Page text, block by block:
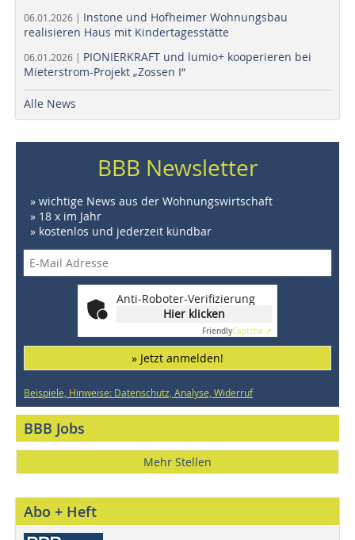
06.01.2026 | Instone und Hofheimer Wohnungsbau
realisieren Haus mit Kindertagesstätte
06.01.2026 | PIONIERKRAFT und lumio+ kooperieren bei
Mieterstrom-Projekt „Zossen I“
Alle News
BBB Newsletter
» wichtige News aus der Wohnungswirtschaft
» 18 x im Jahr
» kostenlos und jederzeit kündbar
Anti-Roboter-Verifizierung
Hier klicken
FriendlyCaptcha ⇗
» Jetzt anmelden!
Beispiele, Hinweise: Datenschutz, Analyse, Widerruf
BBB Jobs
Mehr Stellen
Abo + Heft